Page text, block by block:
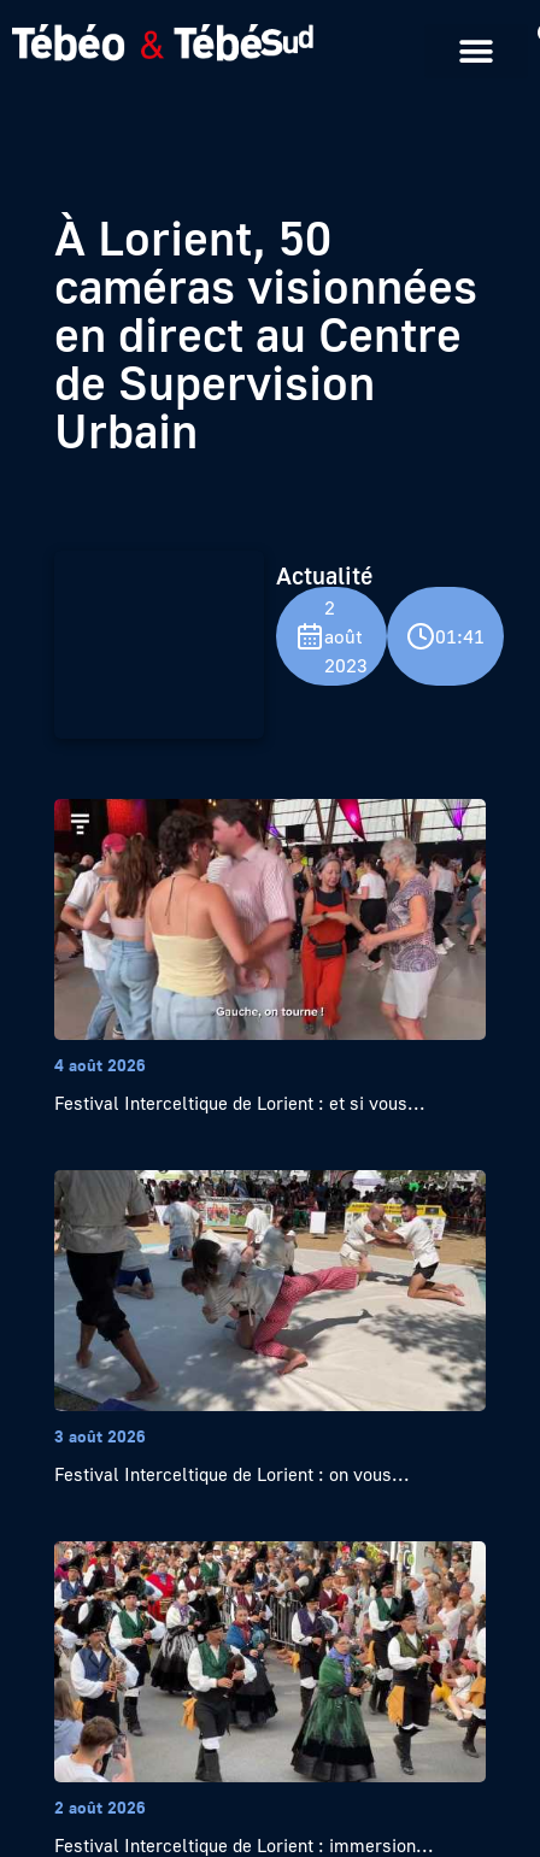
À Lorient, 50
caméras visionnées
en direct au Centre
de Supervision
Urbain
Actualité
2
août
2023
01:41
4 août 2026
Festival Interceltique de Lorient : et si vous...
3 août 2026
Festival Interceltique de Lorient : on vous...
2 août 2026
Festival Interceltique de Lorient : immersion...